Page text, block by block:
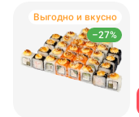
–27%
Выгодно и вкусно